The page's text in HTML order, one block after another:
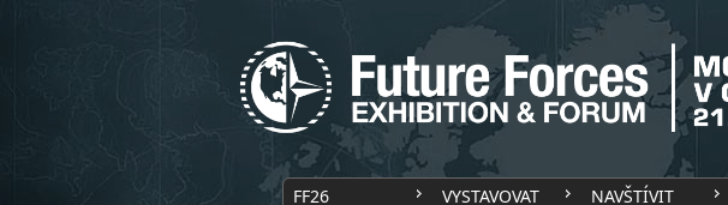
FF26 VYSTAVOVAT NAVŠTÍVIT